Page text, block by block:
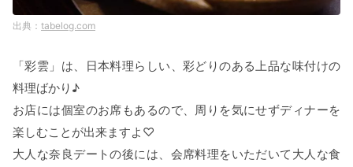
tabelog.com
「彩雲」は、日本料理らしい、彩どりのある上品な味付けの
料理ばかり♪
お店には個室のお席もあるので、周りを気にせずディナーを
楽しむことが出来ますよ♡
大人な奈良デートの後には、会席料理をいただいて大人な食